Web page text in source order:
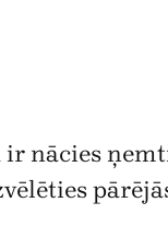
nācies